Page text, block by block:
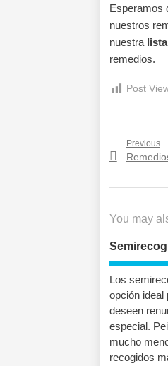
Esperamos
nuestros
nuestra
remedios.
Post
Previous
Previous
You may
Los
opción ideal
deseen
especial.
mucho
recogidos